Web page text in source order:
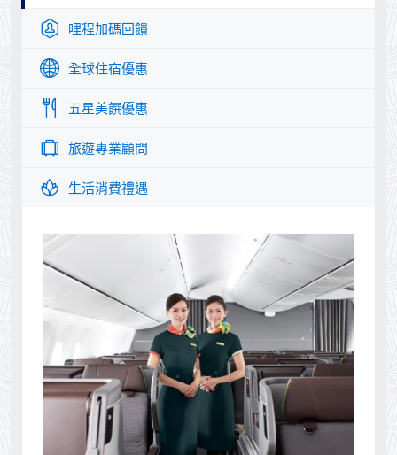
哩程加碼回饋
全球住宿優惠
五星美饌優惠
旅遊專業顧問
生活消費禮遇